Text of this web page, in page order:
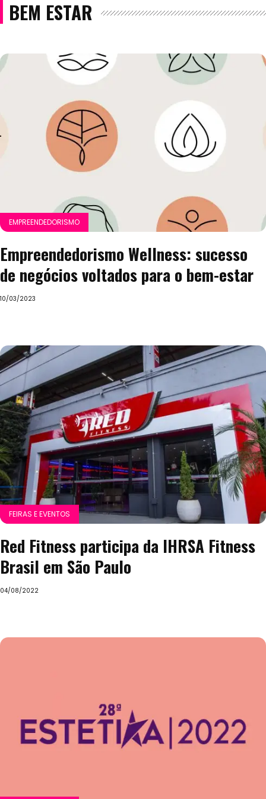
BEM ESTAR
EMPREENDEDORISMO
Empreendedorismo Wellness: sucesso
de negócios voltados para o bem-estar
10/03/2023
FEIRAS E EVENTOS
Red Fitness participa da IHRSA Fitness
Brasil em São Paulo
04/08/2022